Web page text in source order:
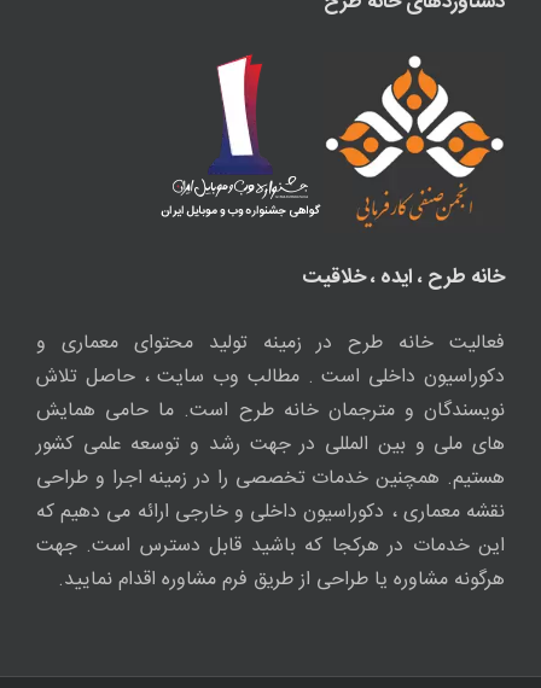
خانه طرح ، ایده ، خلاقیت
فعالیت خانه طرح در زمینه تولید محتوای معماری و
دکوراسیون داخلی است . مطالب وب سایت ، حاصل تلاش
نویسندگان و مترجمان خانه طرح است. ما حامی همایش
های ملی و بین المللی در جهت رشد و توسعه علمی کشور
هستیم. همچنین خدمات تخصصی را در زمینه اجرا و طراحی
نقشه معماری ، دکوراسیون داخلی و خارجی ارائه می دهیم که
این خدمات در هرکجا که باشید قابل دسترس است. جهت
هرگونه مشاوره یا طراحی از طریق فرم مشاوره اقدام نمایید.